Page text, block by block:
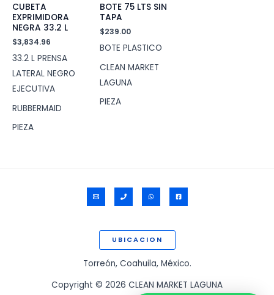
CUBETA
EXPRIMIDORA
NEGRA 33.2 L
$3,834.96
33.2 L PRENSA
LATERAL NEGRO
EJECUTIVA
RUBBERMAID
PIEZA
BOTE 75 LTS SIN
TAPA
$239.00
BOTE PLASTICO
CLEAN MARKET
LAGUNA
PIEZA
UBICACION
Torreón, Coahuila, México.
Copyright © 2026 CLEAN MARKET LAGUNA